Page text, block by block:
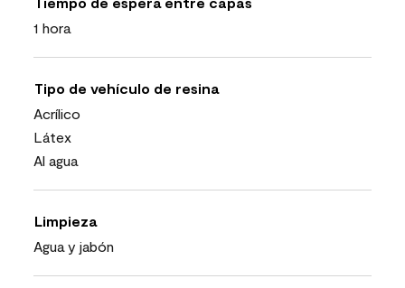
1 hora
Tipo de vehículo de resina
Acrílico
Látex
Al agua
Limpieza
Agua y jabón